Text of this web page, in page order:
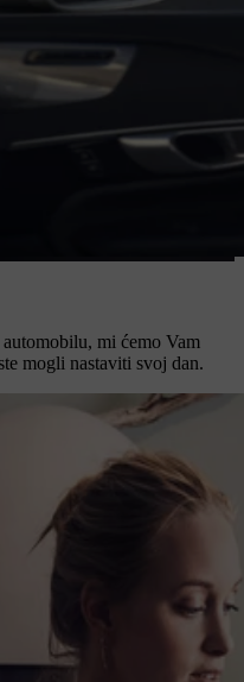
mi ćemo Vam
mogli nastaviti svoj dan.